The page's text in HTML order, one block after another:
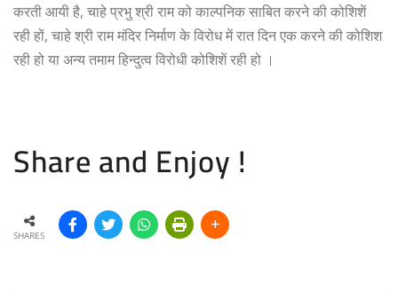
करती आयी है, चाहे प्रभु श्री राम को काल्पनिक साबित करने की कोशिशें
रही हों, चाहे श्री राम मंदिर निर्माण के विरोध में रात दिन एक करने की कोशिश
रही हो या अन्य तमाम हिन्दुत्व विरोधी कोशिशें रही हो ।
Share and Enjoy !
SHARES